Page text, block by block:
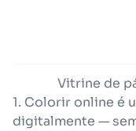
Vitrine de
1. Colorir online é
digitalmente —